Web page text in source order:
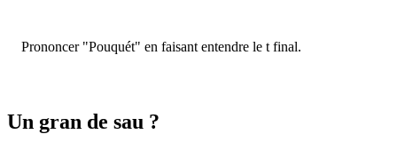
Prononcer "Pouquét" en faisant entendre le t final.
Un gran de sau ?